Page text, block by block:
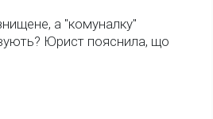
а "комуналку"
Юрист пояснила, що